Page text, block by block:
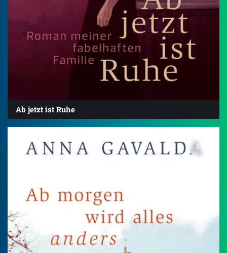
Ab jetzt ist Ruhe
3.7